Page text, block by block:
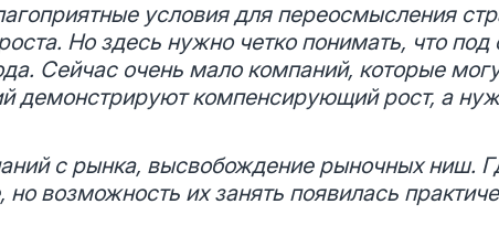
условия для переосмысления
Но здесь нужно четко понимать, что под
Сейчас очень мало компаний, которые
демонстрируют компенсирующий рост, а
с рынка, высвобождение рыночных ниш.
возможность их занять появилась